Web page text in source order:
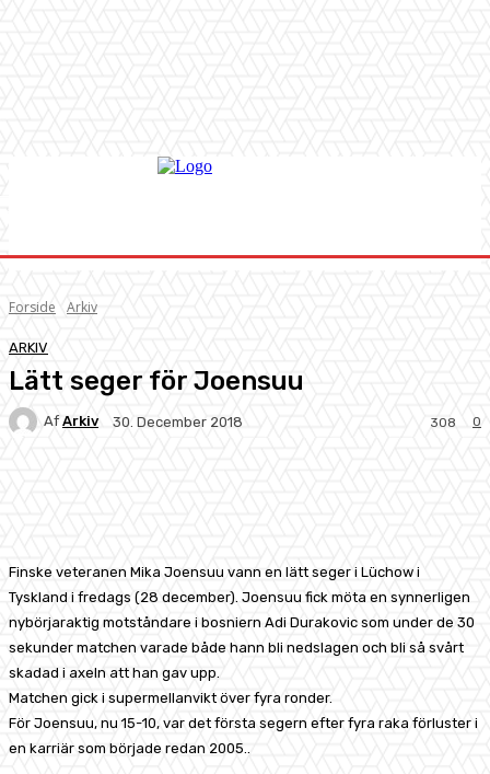
Forside Arkiv
ARKIV
Lätt seger för Joensuu
Af Arkiv 30. December 2018 0
308
Finske veteranen Mika Joensuu vann en lätt seger i Lüchow i
Tyskland i fredags (28 december). Joensuu fick möta en synnerligen
nybörjaraktig motståndare i bosniern Adi Durakovic som under de 30
sekunder matchen varade både hann bli nedslagen och bli så svårt
skadad i axeln att han gav upp.
Matchen gick i supermellanvikt över fyra ronder.
För Joensuu, nu 15-10, var det första segern efter fyra raka förluster i
en karriär som började redan 2005..